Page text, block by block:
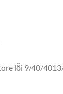
lỗi 9/40/